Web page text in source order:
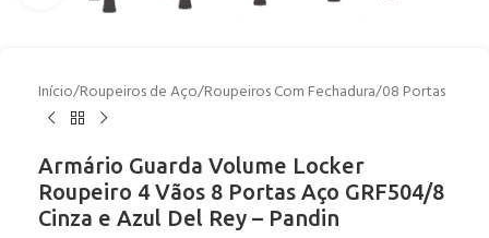
Início/Roupeiros de Aço/Roupeiros Com Fechadura/08 Portas
Armário Guarda Volume Locker
Roupeiro 4 Vãos 8 Portas Aço GRF504/8
Cinza e Azul Del Rey – Pandin